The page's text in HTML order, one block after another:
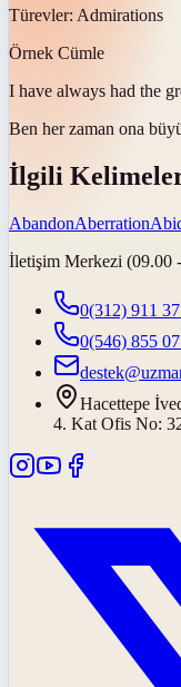
Türevler: Admirations
Örnek Cümle
I have always had the
Ben her zaman ona
İlgili
AbandonAberration
İletişim Merkezi (09.00
0(312) 911
0(546) 855
Hacettepe
4. Kat Ofis No: